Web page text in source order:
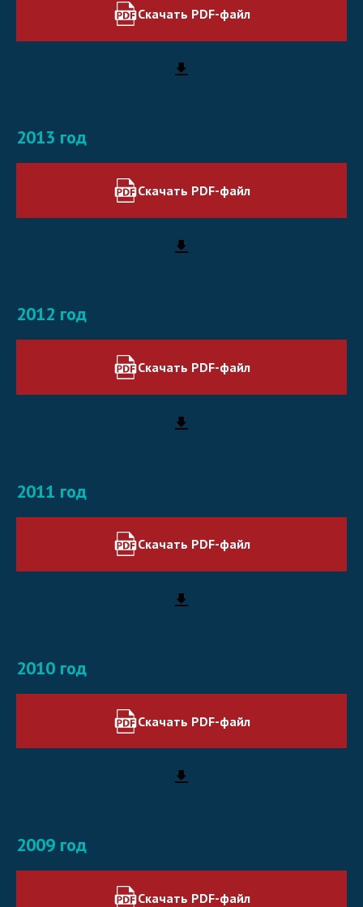
Скачать PDF-файл
2013 год
Скачать PDF-файл
2012 год
Скачать PDF-файл
2011 год
Скачать PDF-файл
2010 год
Скачать PDF-файл
2009 год
Скачать PDF-файл